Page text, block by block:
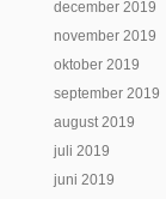
december 2019
november 2019
oktober 2019
september 2019
august 2019
juli 2019
juni 2019